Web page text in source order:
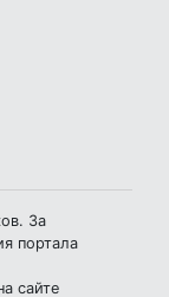
За
портала
сайте